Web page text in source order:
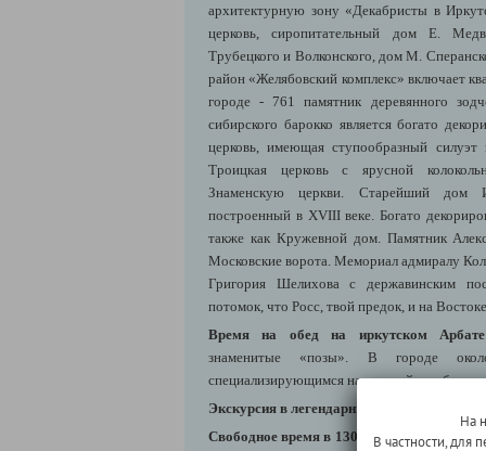
архитектурную зону «Декабристы в
церковь, сиропитательный дом Е.
Трубецкого и Волконского, дом М.
район «Желябовский комплекс» включает
городе - 761 памятник деревянного
сибирского барокко является богато
церковь, имеющая ступообразный силуэт
Троицкая церковь с ярусной
Знаменскую церкви. Старейший
построенный в XVIII веке. Богато
также как Кружевной дом. Памятник
Московские ворота. Мемориал адмиралу
Григория Шелихова с державинским
потомок, что Росс, твой предок, и на
Время на обед на иркутском
знаменитые «позы». В городе
специализирующимся на вкуснейшем
Экскурсия в легендарный музей
Свободное время в 130-м квартале -
На
В частности, для